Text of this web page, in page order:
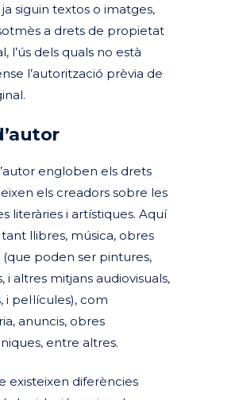
siguin textos o imatges,
a drets de propietat
l’ús dels quals no està
l’autorització prèvia de
engloben els drets
els creadors sobre les
literàries i artístiques. Aquí
tant llibres, música, obres
(que poden ser pintures,
i altres mitjans audiovisuals,
pel·lícules), com
anuncis, obres
entre altres.
existeixen diferències